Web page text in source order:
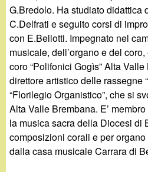
G.Bredolo. Ha studiato didattica
C.Delfrati e seguito corsi di
con E.Bellotti. Impegnato nel
musicale, dell’organo e del
coro “Polifonici Gogìs” Alta
direttore artistico delle rassegne
“Florilegio Organistico”, che si
Alta Valle Brembana. E’
la musica sacra della Diocesi di
composizioni corali e per
dalla casa musicale Carrara di